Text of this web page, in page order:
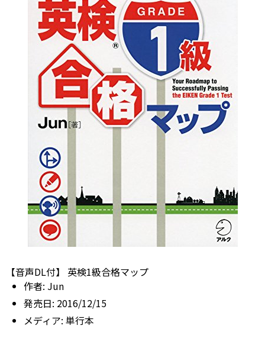
【音声DL付】 英検1級合格マップ
作者: Jun
発売日: 2016/12/15
メディア: 単行本